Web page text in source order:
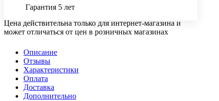
Гарантия 5 лет
Цена действительна только для интернет-магазина и
может отличаться от цен в розничных магазинах
Описание
Отзывы
Характеристики
Оплата
Доставка
Дополнительно